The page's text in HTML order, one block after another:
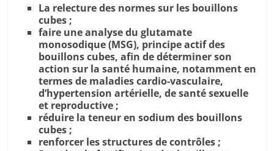
La relecture des normes sur les bouillons
cubes ;
faire une analyse du glutamate
monosodique (MSG), principe actif des
bouillons cubes, afin de déterminer son
action sur la santé humaine, notamment en
termes de maladies cardio-vasculaire,
d’hypertension artérielle, de santé sexuelle
et reproductive ;
réduire la teneur en sodium des bouillons
cubes ;
renforcer les structures de contrôles ;